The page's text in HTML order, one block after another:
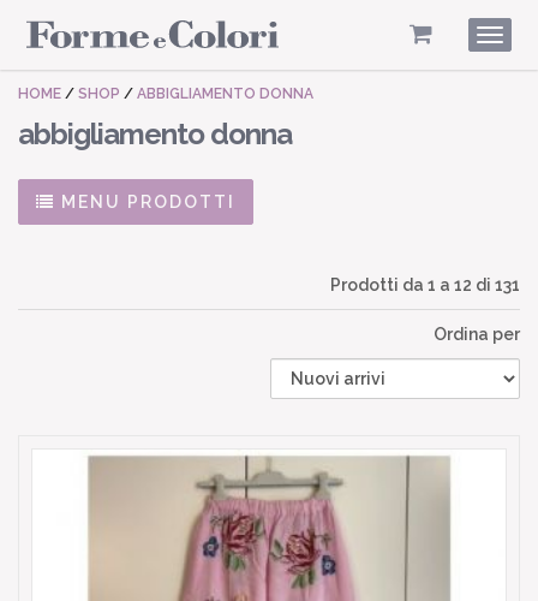
HOME / SHOP / ABBIGLIAMENTO DONNA
abbigliamento donna
MENU PRODOTTI
Prodotti da 1 a 12 di 131
Ordina per